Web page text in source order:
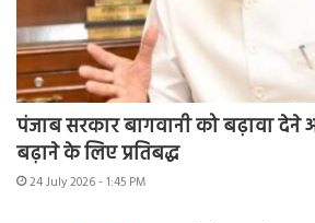
पंजाब सरकार बागवानी को बढ़ावा
बढ़ाने के लिए प्रतिबद्ध
24 July 2026 - 1:45 PM